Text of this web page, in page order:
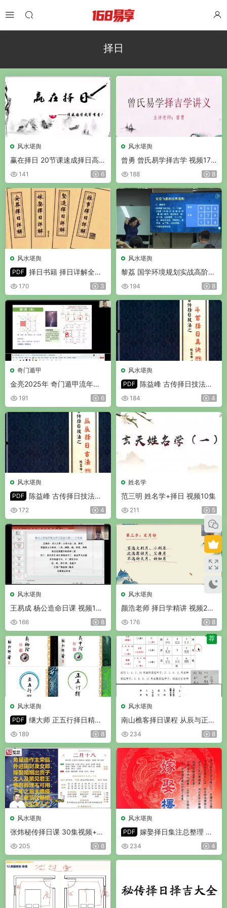
择日
风水堪舆
赢在择日 20节课速成择日高手
视频22集
141 6
风水堪舆
曾勇 曾氏易学择吉学 视频17
集 188 8
风水堪舆
PDF 择日书籍 择日详解全套
4套合订本1册 PDF 173页
170 3
风水堪舆
黎荔 国学环境规划实战高阶课
视频20集
194 8
奇门遁甲
金亮2025年 奇门遁甲流年财
局 视频11集
191 6
风水堪舆
PDF 陈益峰 古传择日技法之
斗首择日真诀 PDF 318页
184 4
风水堪舆
PDF 陈益峰 古传择日技法之
丛辰择日古法 PDF 384页
172 4
姓名学
范三明 姓名学+择日 视频10集
211 5
风水堪舆
王易成 杨公造命日课 视频15
集 166 8
风水堪舆
颜浩老师 择日学精讲 视频20
集 176 8
风水堪舆
PDF 继大师 正五行择日精义
初级+中阶+高阶+进阶+深造 5
189 8
风水堪舆
南山樵客择日课程 从辰与正五
行择日 视频64集
234 8
荐
风水堪舆
张炜秘传择日课 30集视频+课
件 205 8
风水堪舆
PDF 嫁娶择日集注总整理 郭
聪宏 侯秋美著 PDF 519页
234 4